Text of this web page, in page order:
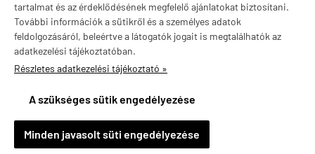
tartalmat és az érdeklődésének megfelelő ajánlatokat biztosítani.
További információk a sütikről és a személyes adatok
feldolgozásáról, beleértve a látogatók jogait is megtalálhatók az
adatkezelési tájékoztatóban.
Részletes adatkezelési tájékoztató »
A szükséges sütik engedélyezése
Minden javasolt süti engedélyezése
vitaminstore.hu -Vitaminstore / Gymstore Hungary
A
Anita Budapest, XV. településről
Vásárolt a webáruházban
20 órával ezelőtt 